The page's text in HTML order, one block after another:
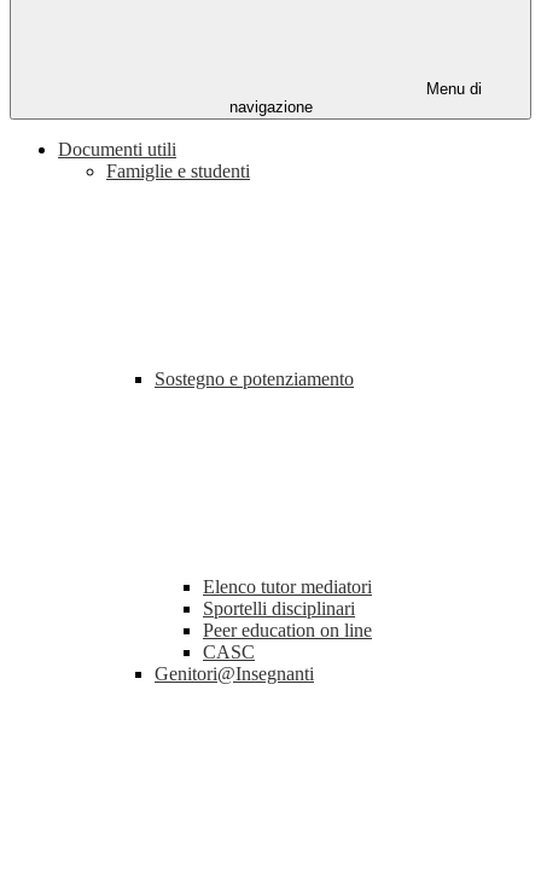
Menu di
navigazione
Documenti utili
Famiglie e studenti
Sostegno e potenziamento
Elenco tutor mediatori
Sportelli disciplinari
Peer education on line
CASC
Genitori@Insegnanti